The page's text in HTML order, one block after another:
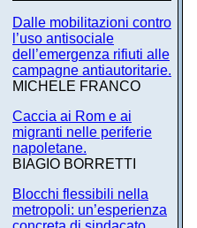
Dalle mobilitazioni contro
l’uso antisociale
dell’emergenza rifiuti alle
campagne antiautoritarie.
MICHELE FRANCO
Caccia ai Rom e ai
migranti nelle periferie
napoletane.
BIAGIO BORRETTI
Blocchi flessibili nella
metropoli: un’esperienza